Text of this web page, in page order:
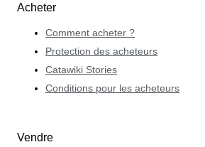
Acheter
Comment acheter ?
Protection des acheteurs
Catawiki Stories
Conditions pour les acheteurs
Vendre